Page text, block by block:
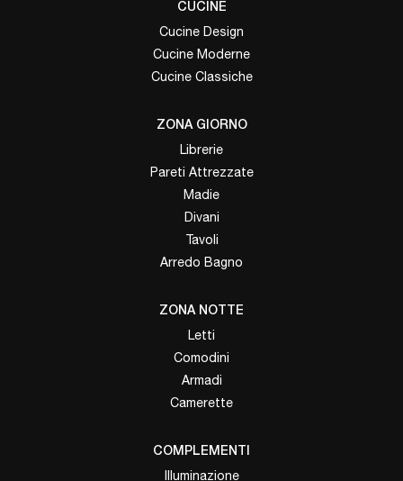
CUCINE
Cucine Design
Cucine Moderne
Cucine Classiche
ZONA GIORNO
Librerie
Pareti Attrezzate
Madie
Divani
Tavoli
Arredo Bagno
ZONA NOTTE
Letti
Comodini
Armadi
Camerette
COMPLEMENTI
Illuminazione